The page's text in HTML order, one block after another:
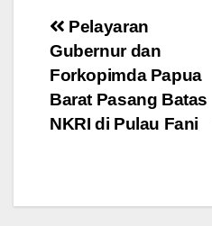
Post
navigation
Pelayaran
Gubernur dan
Forkopimda Papua
Barat Pasang Batas
NKRI di Pulau Fani